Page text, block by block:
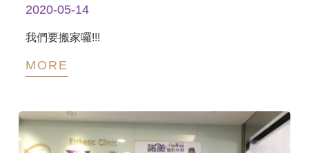
2020-05-14
我們要搬家囉!!!
MORE